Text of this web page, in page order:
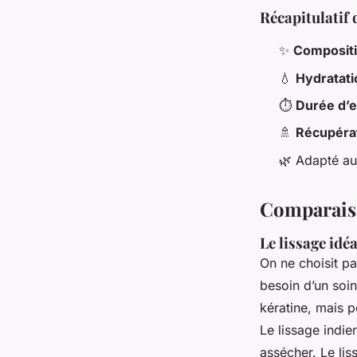
Récapitulatif
✨
💧
⏱️ Durée
🚿
🌿 Adapté
Le lissage
On ne choisit
besoin d’un
kératine, mais
Le lissage
assécher. Le